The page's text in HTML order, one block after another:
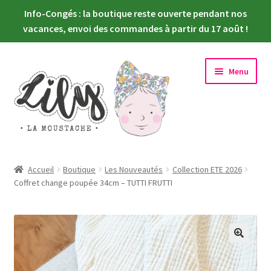
Info-Congés : la boutique reste ouverte pendant nos
vacances, envoi des commandes à partir du 17 août !
la
navigation
contenu
Menu
le
Choisir sa poupée
menu
enfant
Habiller sa poupée
Ouvrir
le
menu
enfant
Newsletter
Accueil Boutique Les Nouveautés
Collection ETE 2026
Coffret change poupée 34cm – TUTTI FRUTTI